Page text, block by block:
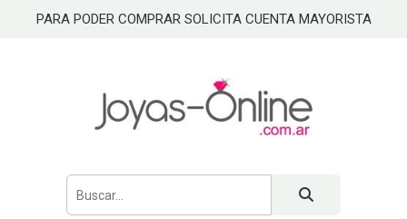
PARA PODER COMPRAR SOLICITA CUENTA MAYORISTA